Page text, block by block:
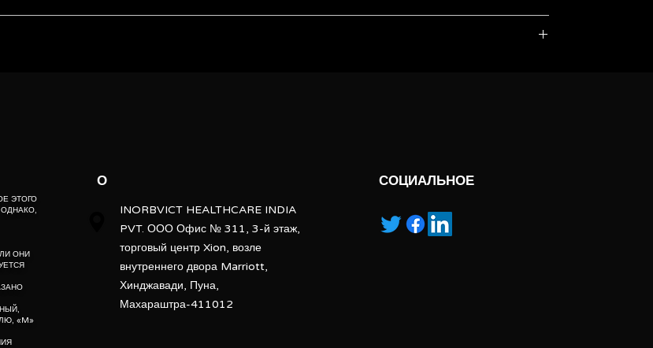
r
1
the property of their respective owners and if they appear with the listed products, it is only used for the
association with the mark owners, unless otherwise so specified.
preowned, “u” means used, “t” means trading, “m” means own manufactured, “ad” means authorised
ЭТОГО
ОНИ
«M»
О
INORBVICT HEALTHCARE INDIA
PVT. ООО Офис № 311, 3-й этаж,
торговый центр Xion, возле
внутреннего двора Marriott,
Хинджавади, Пуна,
Махараштра-411012
СОЦИАЛЬНОЕ